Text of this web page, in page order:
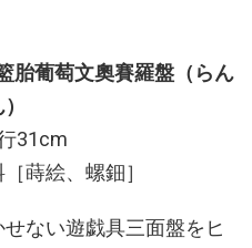
胎葡萄文奧賽羅盤（らん
31cm
蒔絵、螺鈿］
ない遊戯具三面盤をヒ